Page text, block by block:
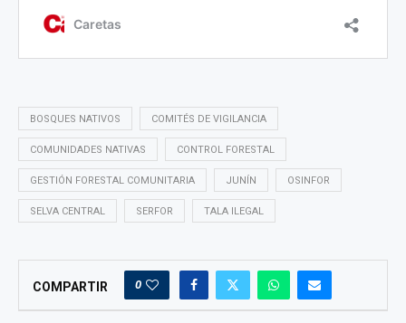
BOSQUES NATIVOS COMITÉS DE VIGILANCIA
COMUNIDADES NATIVAS CONTROL FORESTAL
GESTIÓN FORESTAL COMUNITARIA JUNÍN OSINFOR
SELVA CENTRAL SERFOR TALA ILEGAL
COMPARTIR 0